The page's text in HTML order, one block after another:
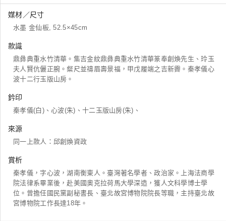
媒材／尺寸
水墨 金仙板, 52.5×45cm
款識
鼎彝典重水竹清華。集吉金紋鼎彝典重水竹清華篆奉創煥先生、玲玉
夫人賢伉儷正腕。粲尺並禱眉壽景福，甲戊履端之吉新霽。秦孝儀心
波十二行玉版山房。
鈐印
秦孝儀(白)、心波(朱)、十二玉版山房(朱)、
來源
同一上款人：邱創煥資政
賞析
秦孝儀，字心波，湖南衡東人。臺灣著名學者、政治家。上海法商學
院法律系畢業後，赴美國奧克拉荷馬大學深造，獲人文科學博士學
位。曾擔任國民黨副秘書長、臺北故宮博物院院長等職，主持臺北故
宮博物院工作長達18年。